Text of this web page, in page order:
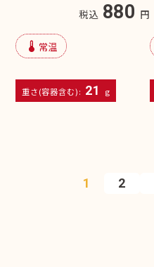
税込 880 円
device_thermostat 常温
重さ(容器含む): 21 g
1 2